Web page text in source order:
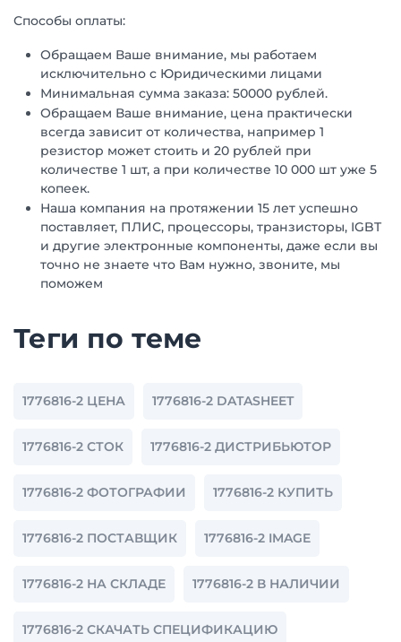
Способы оплаты:
Обращаем Ваше внимание, мы работаем
исключительно с Юридическими лицами
Минимальная сумма заказа: 50000 рублей.
Обращаем Ваше внимание, цена практически
всегда зависит от количества, например 1
резистор может стоить и 20 рублей при
количестве 1 шт, а при количестве 10 000 шт уже 5
копеек.
Наша компания на протяжении 15 лет успешно
поставляет, ПЛИС, процессоры, транзисторы, IGBT
и другие электронные компоненты, даже если вы
точно не знаете что Вам нужно, звоните, мы
поможем
Теги по теме
1776816-2 ЦЕНА 1776816-2 DATASHEET
1776816-2 СТОК 1776816-2 ДИСТРИБЬЮТОР
1776816-2 ФОТОГРАФИИ 1776816-2 КУПИТЬ
1776816-2 ПОСТАВЩИК 1776816-2 IMAGE
1776816-2 НА СКЛАДЕ 1776816-2 В НАЛИЧИИ
1776816-2 СКАЧАТЬ СПЕЦИФИКАЦИЮ